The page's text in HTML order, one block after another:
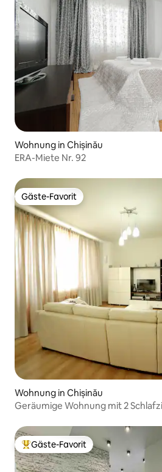
Wohnung in Chișinău
ERA-Miete Nr. 92
Gäste-Favorit
Gäste-Favorit
Wohnung in Chișinău
Geräumige Wohnung mit 2
Beliebter Gäste-Favorit.
Gäste-Favorit